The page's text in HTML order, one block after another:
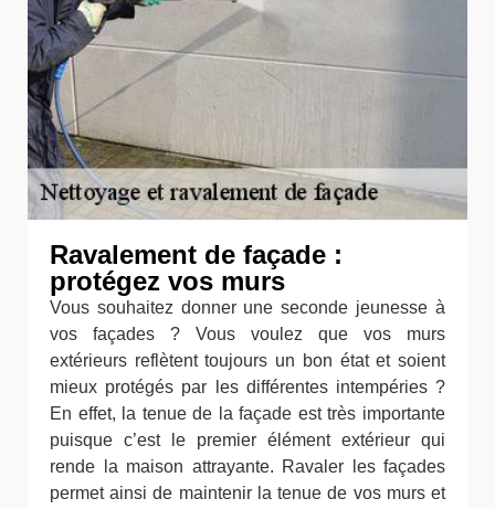
Ravalement de façade :
protégez vos murs
Vous souhaitez donner une seconde jeunesse à
vos façades ? Vous voulez que vos murs
extérieurs reflètent toujours un bon état et soient
mieux protégés par les différentes intempéries ?
En effet, la tenue de la façade est très importante
puisque c’est le premier élément extérieur qui
rende la maison attrayante. Ravaler les façades
permet ainsi de maintenir la tenue de vos murs et